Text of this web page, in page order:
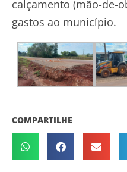
calçamento (mão-de-
gastos ao município.
COMPARTILHE